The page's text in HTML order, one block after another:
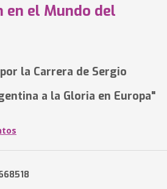
en el Mundo del
la Carrera de Sergio
a la Gloria en Europa"